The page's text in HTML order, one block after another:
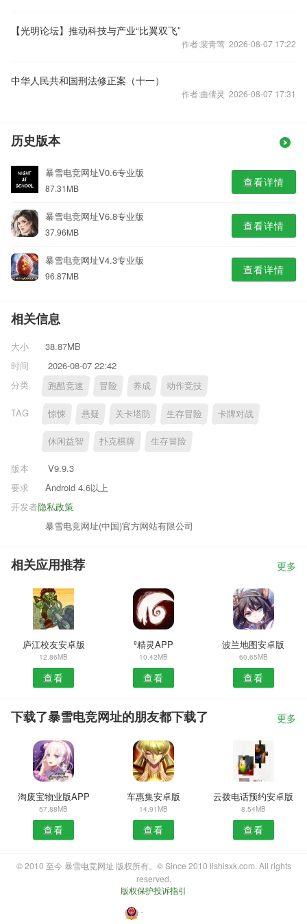
【光明论坛】推动科技与产业“比翼双飞”
作者:裴青莺 2026-08-07 17:22
中华人民共和国刑法修正案（十一）
作者:曲倩灵 2026-08-07 17:31
历史版本
暴雪电竞网址V0.6专业版
87.31MB 查看详情
暴雪电竞网址V6.8专业版
37.96MB 查看详情
暴雪电竞网址V4.3专业版
96.87MB 查看详情
相关信息
大小
38.87MB
时间
2026-08-07 22:42
分类
跑酷竞速 冒险 养成 动作竞技
TAG 惊悚 悬疑 关卡塔防 生存冒险 卡牌对战
休闲益智 扑克棋牌 生存冒险
版本
V9.9.3
要求
Android 4.6以上
隐私政策
开发者
暴雪电竞网址(中国)官方网站有限公司
相关应用推荐 更多
庐江校友安卓版
12.86MB
查看
º精灵APP
10.42MB
查看
波兰地图安卓版
60.65MB
查看
下载了暴雪电竞网址的朋友都下载了 更多
淘废宝物业版APP
57.88MB
查看
车惠集安卓版
14.91MB
查看
云拨电话预约安卓版
8.54MB
查看
© 2010 至今 暴雪电竞网址 版权所有。© Since 2010 lishisxk.com. All rights
reserved.
版权保护投诉指引
・